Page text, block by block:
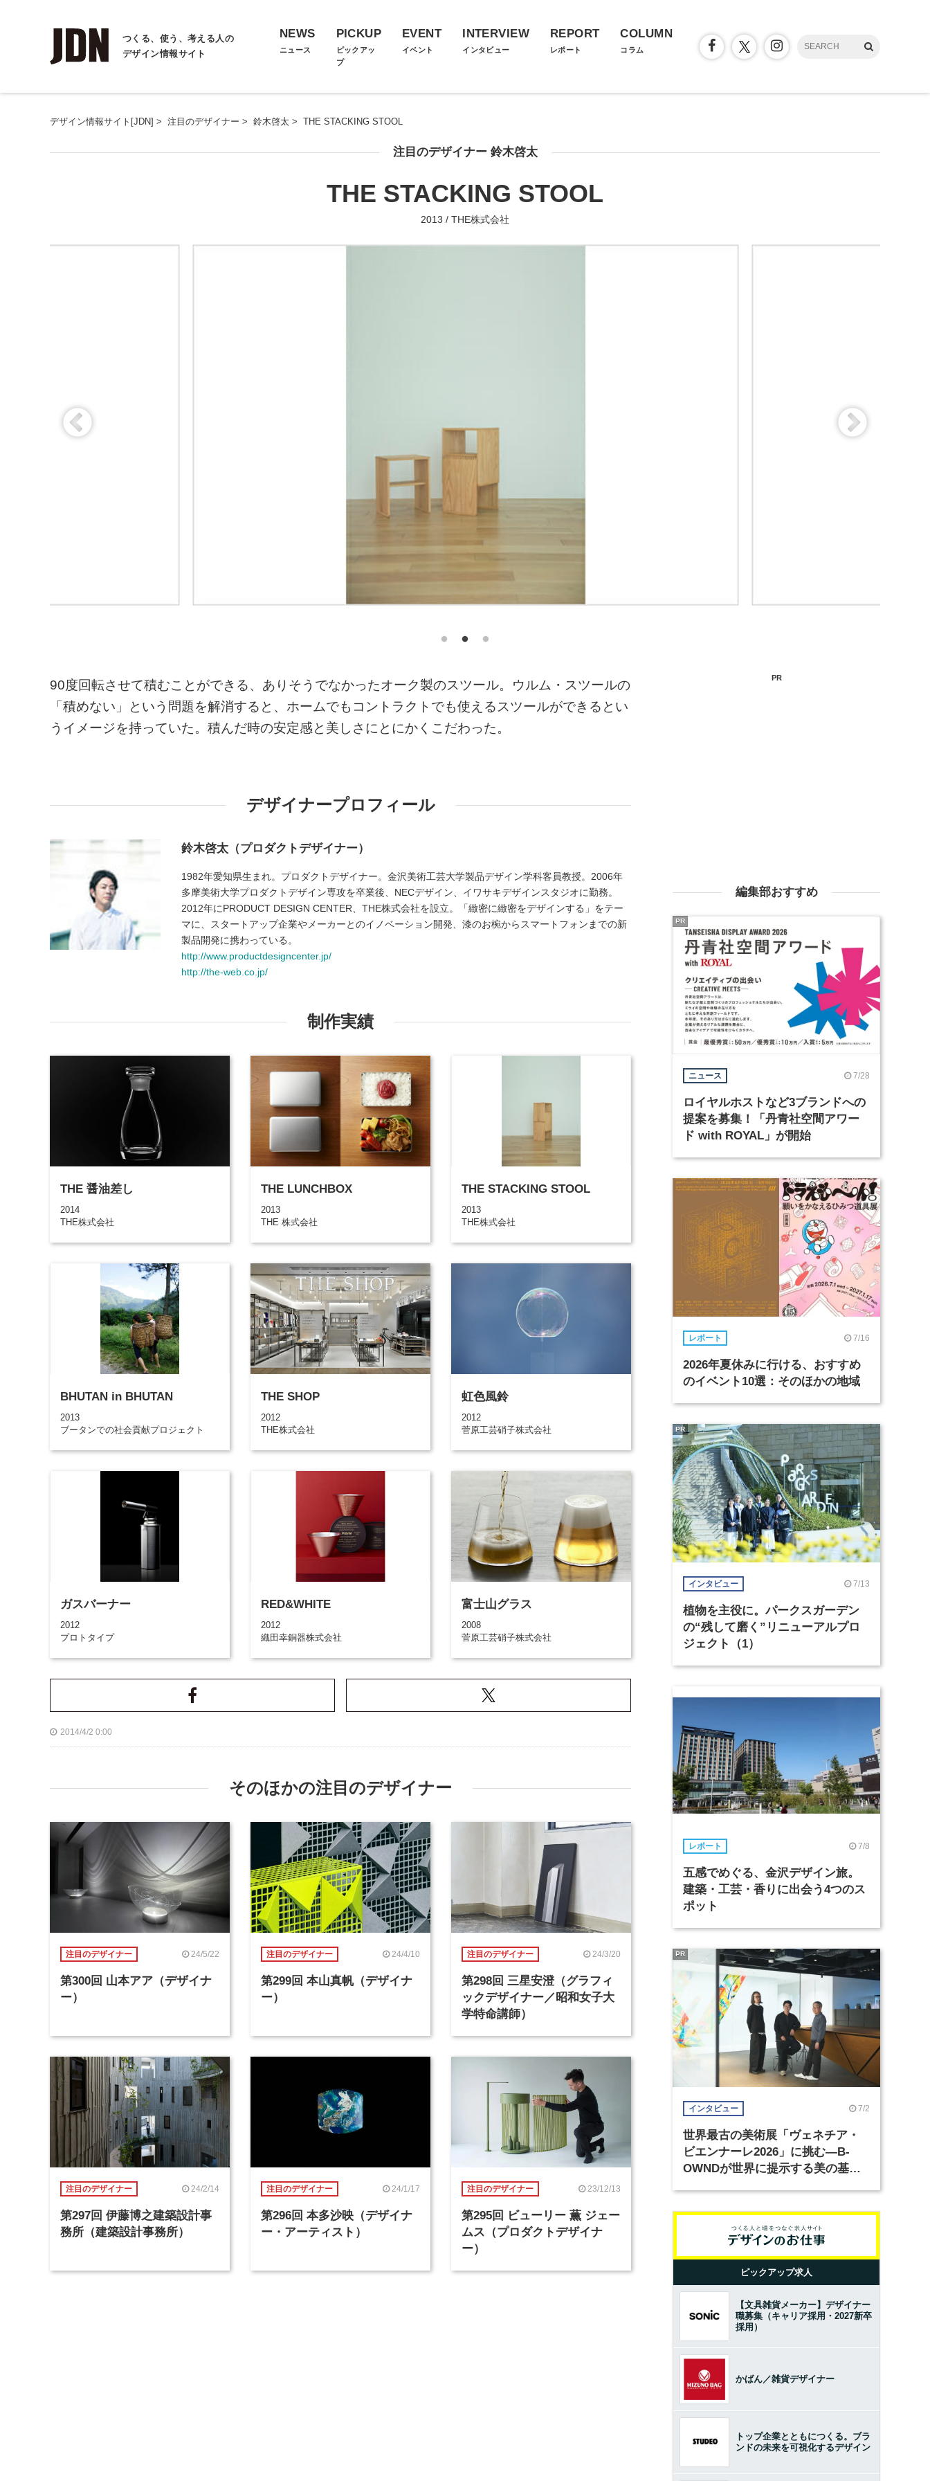
つくる、使う、考える人の
デザイン情報サイト
NEWS
ニュース
PICKUP
ピックアッ
プ
EVENT
イベント
INTERVIEW
インタビュー
REPORT
レポート
COLUMN
コラム
デザイン情報サイト[JDN] > 注目のデザイナー > 鈴木啓太 > THE STACKING STOOL
注目のデザイナー 鈴木啓太
THE STACKING STOOL
2013 / THE株式会社
90度回転させて積むことができる、ありそうでなかったオーク製のスツール。ウルム・スツールの
「積めない」という問題を解消すると、ホームでもコントラクトでも使えるスツールができるとい
うイメージを持っていた。積んだ時の安定感と美しさにとにかくこだわった。
デザイナープロフィール
鈴木啓太（プロダクトデザイナー）
1982年愛知県生まれ。プロダクトデザイナー。金沢美術工芸大学製品デザイン学科客員教授。2006年
多摩美術大学プロダクトデザイン専攻を卒業後、NECデザイン、イワサキデザインスタジオに勤務。
2012年にPRODUCT DESIGN CENTER、THE株式会社を設立。「緻密に緻密をデザインする」をテー
マに、スタートアップ企業やメーカーとのイノベーション開発、漆のお椀からスマートフォンまでの新
製品開発に携わっている。
http://www.productdesigncenter.jp/
http://the-web.co.jp/
制作実績
THE 醤油差し
2014
THE株式会社
THE LUNCHBOX
2013
THE 株式会社
THE STACKING STOOL
2013
THE株式会社
BHUTAN in BHUTAN
2013
ブータンでの社会貢献プロジェクト
THE SHOP
2012
THE株式会社
虹色風鈴
2012
菅原工芸硝子株式会社
ガスバーナー
2012
プロトタイプ
RED&WHITE
2012
織田幸銅器株式会社
富士山グラス
2008
菅原工芸硝子株式会社
2014/4/2 0:00
そのほかの注目のデザイナー
注目のデザイナー 24/5/22
第300回 山本アア（デザイナ
ー）
注目のデザイナー 24/4/10
第299回 本山真帆（デザイナ
ー）
注目のデザイナー 24/3/20
第298回 三星安澄（グラフィ
ックデザイナー／昭和女子大
学特命講師）
注目のデザイナー 24/2/14
第297回 伊藤博之建築設計事
務所（建築設計事務所）
注目のデザイナー 24/1/17
第296回 本多沙映（デザイナ
ー・アーティスト）
注目のデザイナー 23/12/13
第295回 ビューリー 薫 ジェー
ムス（プロダクトデザイナ
ー）
PR
編集部おすすめ
ニュース 7/28
ロイヤルホストなど3ブランドへの
提案を募集！「丹青社空間アワー
ド with ROYAL」が開始
PR
レポート 7/16
2026年夏休みに行ける、おすすめ
のイベント10選：そのほかの地域
インタビュー 7/13
植物を主役に。パークスガーデン
の“残して磨く”リニューアルプロ
ジェクト（1）
PR
レポート 7/8
五感でめぐる、金沢デザイン旅。
建築・工芸・香りに出会う4つのス
ポット
インタビュー 7/2
世界最古の美術展「ヴェネチア・
ビエンナーレ2026」に挑む―B-
OWNDが世界に提示する美の基準
PR
ピックアップ求人
【文具雑貨メーカー】デザイナー
職募集（キャリア採用・2027新卒
採用）
かばん／雑貨デザイナー
トップ企業とともにつくる。ブラ
ンドの未来を可視化するデザイン